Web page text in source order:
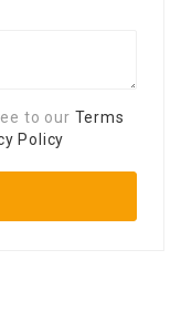
to our Terms
Policy